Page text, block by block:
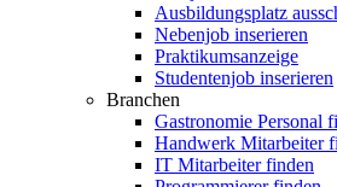
Ausbildungsplatz
Nebenjob inserieren
Praktikumsanzeige
Studentenjob inserieren
Branchen
Gastronomie Personal
Handwerk Mitarbeiter
IT Mitarbeiter finden